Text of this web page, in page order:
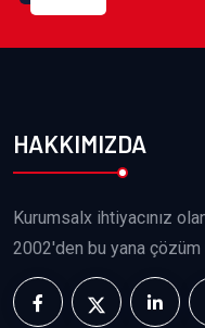
HAKKIMIZDA
Kurumsalx ihtiyacınız
2002'den bu yana